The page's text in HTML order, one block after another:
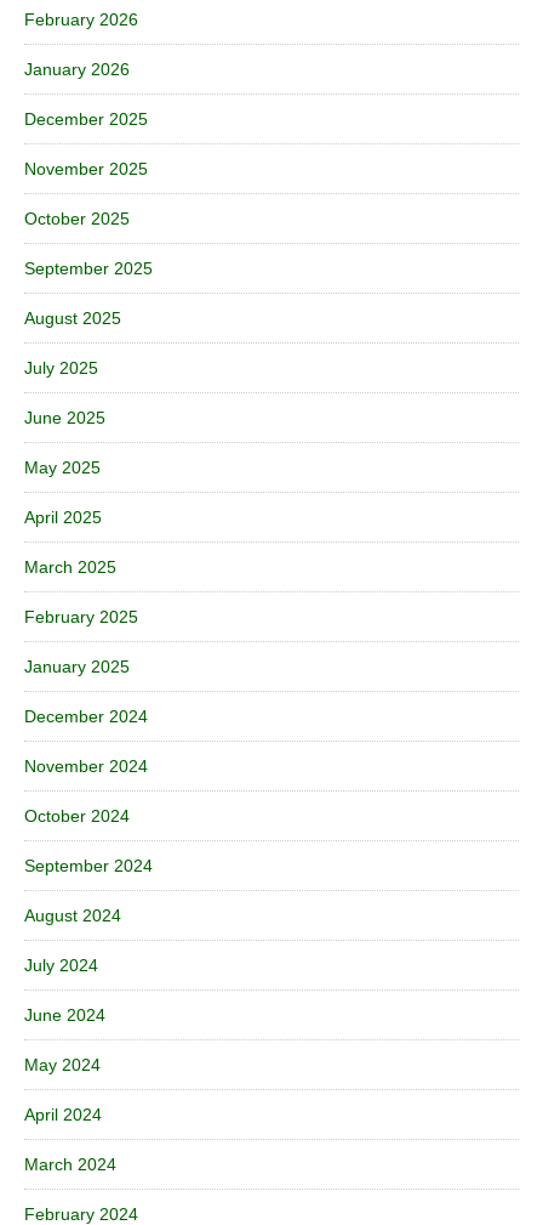
February 2026
January 2026
December 2025
November 2025
October 2025
September 2025
August 2025
July 2025
June 2025
May 2025
April 2025
March 2025
February 2025
January 2025
December 2024
November 2024
October 2024
September 2024
August 2024
July 2024
June 2024
May 2024
April 2024
March 2024
February 2024